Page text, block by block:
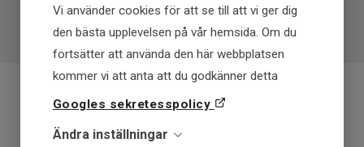
Vi använder cookies för att se till att vi ger dig
den bästa upplevelsen på vår hemsida. Om du
fortsätter att använda den här webbplatsen
kommer vi att anta att du godkänner detta
Googles sekretesspolicy
Ändra inställningar